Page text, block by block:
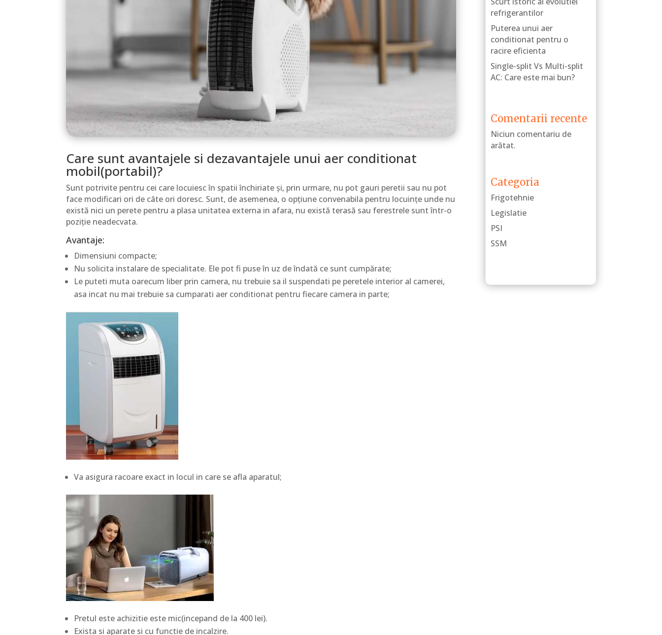
Care sunt avantajele si dezavantajele unui aer conditionat
mobil(portabil)?
Sunt potrivite pentru cei care locuiesc în spatii închiriate și, prin urmare, nu pot gauri peretii sau nu pot
face modificari ori de câte ori doresc. Sunt, de asemenea, o opțiune convenabila pentru locuințe unde nu
există nici un perete pentru a plasa unitatea externa in afara, nu există terasă sau ferestrele sunt într-o
poziție neadecvata.
Avantaje:
Dimensiuni compacte;
Nu solicita instalare de specialitate. Ele pot fi puse în uz de îndată ce sunt cumpărate;
Le puteti muta oarecum liber prin camera, nu trebuie sa il suspendati pe peretele interior al camerei,
asa incat nu mai trebuie sa cumparati aer conditionat pentru fiecare camera in parte;
Va asigura racoare exact in locul in care se afla aparatul;
Pretul este achizitie este mic(incepand de la 400 lei).
Exista si aparate si cu functie de incalzire.
refrigerantilor
Puterea unui aer
conditionat pentru o
racire eficienta
Single-split Vs Multi-split
AC: Care este mai bun?
Comentarii recente
Niciun comentariu de
arătat.
Categoria
Frigotehnie
Legislatie
PSI
SSM